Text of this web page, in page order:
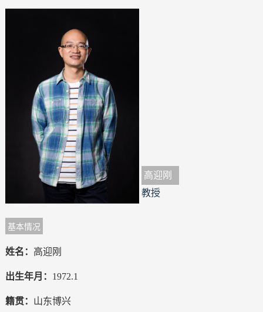
高迎刚
教授
基本情况
姓名： 高迎刚
出生年月： 1972.1
籍贯： 山东博兴